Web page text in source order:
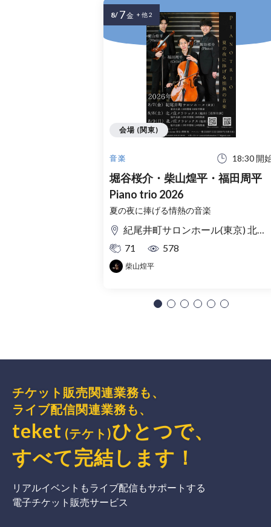
音楽 18:30 開
堀谷桜介・柴山煌平・福田周平
Piano trio 2026
夏の夜に捧げる情熱の音楽
紀尾井町サロンホール(東京) 北ノ庄クラシックス(福井)
71
578
柴山煌平
会場 (関東)
8/ 7金 + 他 2
チケット販売関連業務も、
ライブ配信関連業務も、
teket (テケト)ひとつで、
すべて完結 します ！
リアルイベントもライブ配信もサポートする
電子チケット販売サービス